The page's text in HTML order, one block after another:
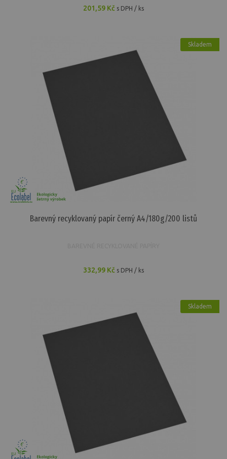
201,59 Kč s DPH / ks
Skladem
Barevný recyklovaný papír černý A4/180g/200 listů
332,99 Kč s DPH / ks
Skladem